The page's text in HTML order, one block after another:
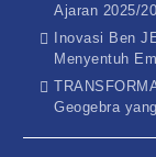
Ajaran 2025/
Inovasi Ben
Menyentuh
Geogebra